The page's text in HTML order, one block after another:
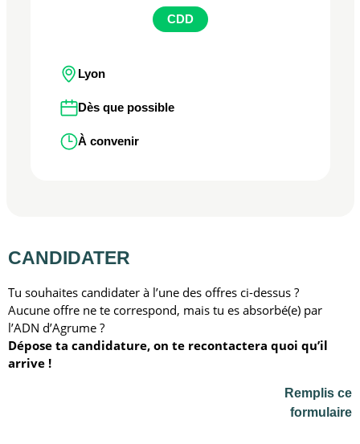
CDD
Lyon
Dès que possible
À convenir
CANDIDATER
Tu souhaites candidater à l’une des offres ci-dessus ?
Aucune offre ne te correspond, mais tu es absorbé(e) par
l’ADN d’Agrume ?
Dépose ta candidature, on te recontactera quoi qu’il
arrive !
Remplis ce
formulaire